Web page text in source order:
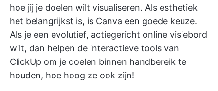
hoe jij je doelen wilt visualiseren. Als esthetiek
het belangrijkst is, is Canva een goede keuze.
Als je een evolutief, actiegericht online visiebord
wilt, dan helpen de interactieve tools van
ClickUp om je doelen binnen handbereik te
houden, hoe hoog ze ook zijn!